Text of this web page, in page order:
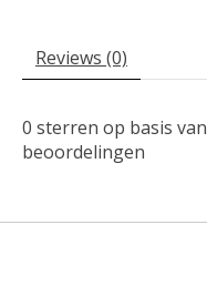
Reviews (0)
0 sterren op basis van
beoordelingen